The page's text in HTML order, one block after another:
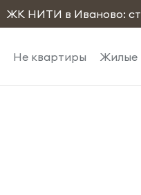
ЖК НИТИ в Иваново:
Не квартиры Жилые